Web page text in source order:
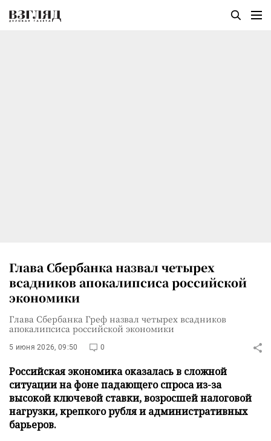
Глава Сбербанка назвал четырех
всадников апокалипсиса российской
экономики
Глава Сбербанка Греф назвал четырех всадников
апокалипсиса российской экономики
5 июня 2026, 09:50 0
Российская экономика оказалась в сложной
ситуации на фоне падающего спроса из-за
высокой ключевой ставки, возросшей налоговой
нагрузки, крепкого рубля и административных
барьеров.